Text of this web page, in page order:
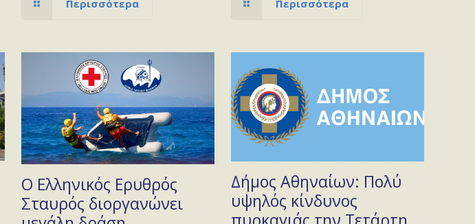
Περισσότερα Περισσότερα
Ο Ελληνικός Ερυθρός
Σταυρός διοργανώνει
Δήμος Αθηναίων: Πολύ
υψηλός κίνδυνος